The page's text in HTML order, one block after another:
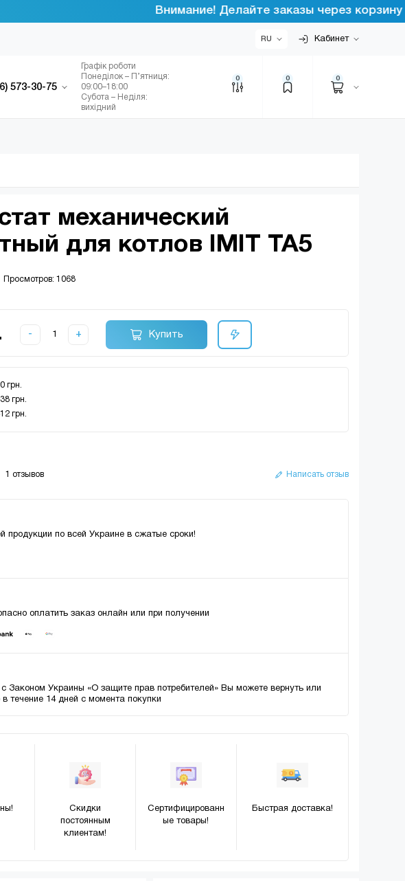
Внимание! Делайте заказы через корзину
RU Кабинет
573-30-75
Графік роботи
Понеділок – П’ятниця:
09:00–18:00
Субота – Неділя:
вихідний
0 0 0
механический
для котлов IMIT TA5
Просмотров: 1068
- + Купить
грн.
грн.
грн.
1 отзывов Написать отзыв
продукции по всей Украине в сжатые сроки!
оплатить заказ онлайн или при получении
с Законом Украины «О защите прав потребителей» Вы можете вернуть или
в течение 14 дней с момента покупки
Скидки
постоянным
клиентам!
Сертифицированн
ые товары!
Быстрая доставка!